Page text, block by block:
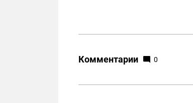
Комментарии 0